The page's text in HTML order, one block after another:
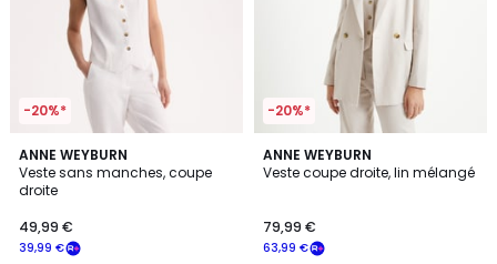
-20%*
ANNE WEYBURN
Veste sans manches, coupe
droite
39,99 €
49,99 €
4,7
/ 5
2
Couleurs
-20%*
ANNE WEYBURN
Veste coupe droite, lin mélangé
63,99 €
79,99 €
4,5
/ 5
2
Couleurs